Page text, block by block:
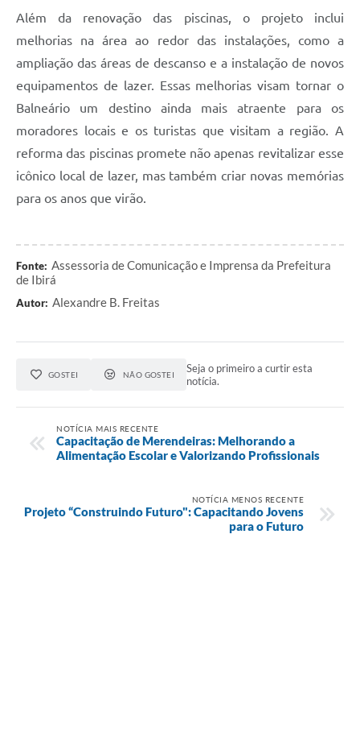
Além da renovação das piscinas, o projeto inclui
melhorias na área ao redor das instalações, como a
ampliação das áreas de descanso e a instalação de novos
equipamentos de lazer. Essas melhorias visam tornar o
Balneário um destino ainda mais atraente para os
moradores locais e os turistas que visitam a região. A
reforma das piscinas promete não apenas revitalizar esse
icônico local de lazer, mas também criar novas memórias
para os anos que virão.
Fonte: Assessoria de Comunicação e Imprensa da Prefeitura
de Ibirá
Autor: Alexandre B. Freitas
GOSTEI NÃO GOSTEI
Seja o primeiro a curtir esta
notícia.
NOTÍCIA MAIS RECENTE
Capacitação de Merendeiras: Melhorando a
Alimentação Escolar e Valorizando Profissionais
NOTÍCIA MENOS RECENTE
Projeto “Construindo Futuro": Capacitando Jovens
para o Futuro